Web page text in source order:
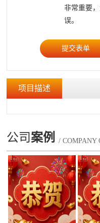
非常重要
误。
项目描述
公司案例 / COMPANY